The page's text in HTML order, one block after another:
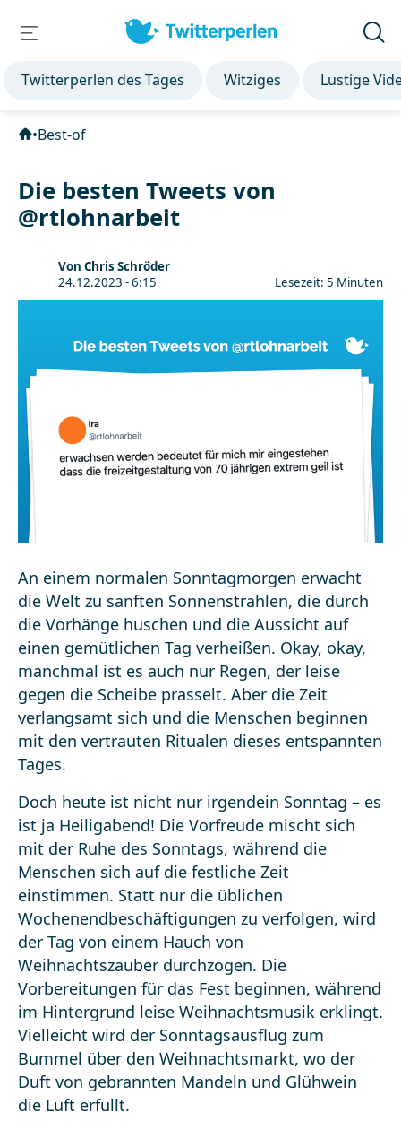
Twitterperlen des Tages Witziges Lustige
•Best-of
Die besten Tweets von
@rtlohnarbeit
Von Chris Schröder
24.12.2023 - 6:15
Lesezeit: 5 Minuten
An einem normalen Sonntagmorgen erwacht
die Welt zu sanften Sonnenstrahlen, die durch
die Vorhänge huschen und die Aussicht auf
einen gemütlichen Tag verheißen. Okay, okay,
manchmal ist es auch nur Regen, der leise
gegen die Scheibe prasselt. Aber die Zeit
verlangsamt sich und die Menschen beginnen
mit den vertrauten Ritualen dieses entspannten
Tages.
Doch heute ist nicht nur irgendein Sonntag – es
ist ja Heiligabend! Die Vorfreude mischt sich
mit der Ruhe des Sonntags, während die
Menschen sich auf die festliche Zeit
einstimmen. Statt nur die üblichen
Wochenendbeschäftigungen zu verfolgen, wird
der Tag von einem Hauch von
Weihnachtszauber durchzogen. Die
Vorbereitungen für das Fest beginnen, während
im Hintergrund leise Weihnachtsmusik erklingt.
Vielleicht wird der Sonntagsausflug zum
Bummel über den Weihnachtsmarkt, wo der
Duft von gebrannten Mandeln und Glühwein
die Luft erfüllt.